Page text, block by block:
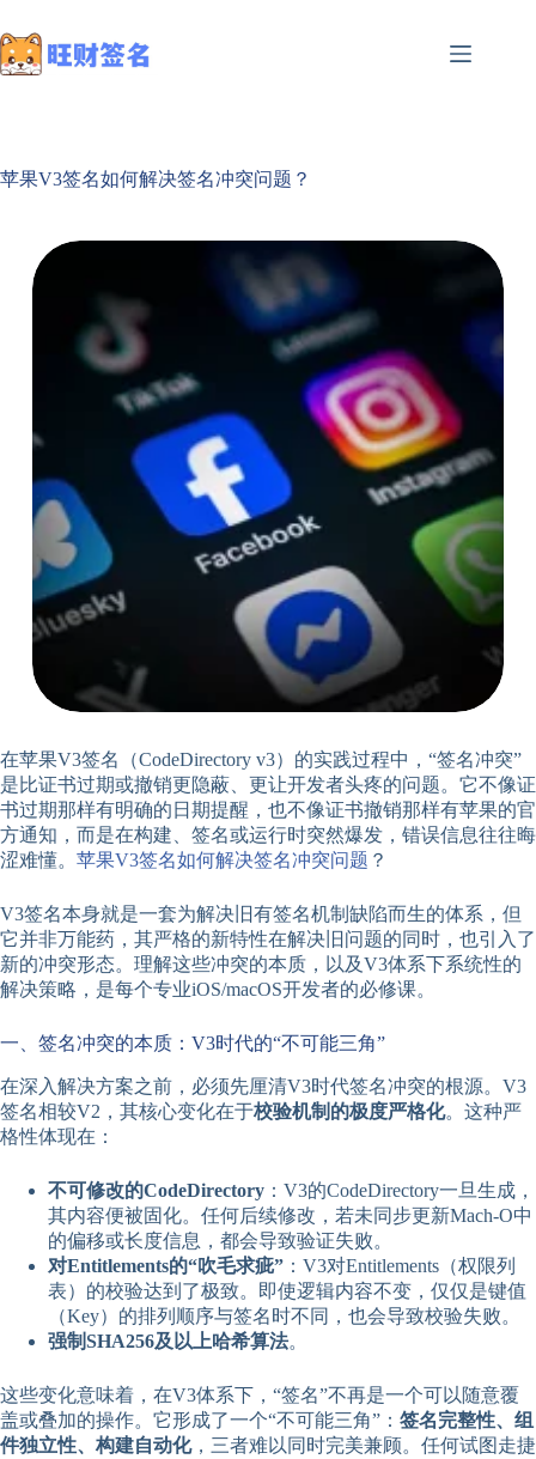
苹果V3签名如何解决签名冲突问题？
在苹果V3签名（CodeDirectory v3）的实践过程中，“签名冲突”
是比证书过期或撤销更隐蔽、更让开发者头疼的问题。它不像证
书过期那样有明确的日期提醒，也不像证书撤销那样有苹果的官
方通知，而是在构建、签名或运行时突然爆发，错误信息往往晦
涩难懂。 苹果V3签名如何解决签名冲突问题 ？
V3签名本身就是一套为解决旧有签名机制缺陷而生的体系，但
它并非万能药，其严格的新特性在解决旧问题的同时，也引入了
新的冲突形态。理解这些冲突的本质，以及V3体系下系统性的
解决策略，是每个专业iOS/macOS开发者的必修课。
一、签名冲突的本质：V3时代的“不可能三角”
在深入解决方案之前，必须先厘清V3时代签名冲突的根源。V3
签名相较V2，其核心变化在于校验机制的极度严格化。这种严
格性体现在：
不可修改的CodeDirectory ：V3的CodeDirectory一旦生成，
其内容便被固化。任何后续修改，若未同步更新Mach-O中
的偏移或长度信息，都会导致验证失败。
对Entitlements的“吹毛求疵” ：V3对Entitlements（权限列
表）的校验达到了极致。即使逻辑内容不变，仅仅是键值
（Key）的排列顺序与签名时不同，也会导致校验失败。
强制SHA256及以上哈希算法。
这些变化意味着，在V3体系下，“签名”不再是一个可以随意覆
盖或叠加的操作。它形成了一个“不可能三角”： 签名完整性、组
件独立性、构建自动化，三者难以同时完美兼顾。任何试图走捷